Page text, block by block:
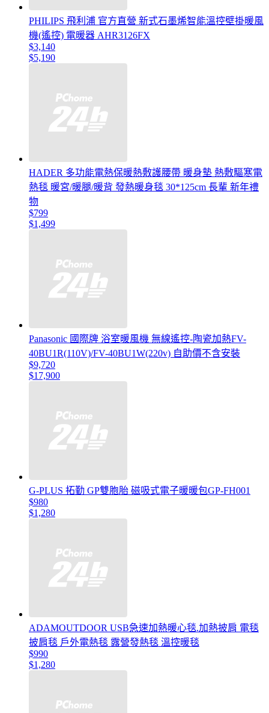
PHILIPS 飛利浦 官方直營 新式石墨烯智能溫控壁掛暖風
機(遙控) 電暖器 AHR3126FX
$3,140
$5,190
HADER 多功能電熱保暖熱敷護腰帶 暖身墊 熱敷驅寒電
熱毯 暖宮/暖腿/暖背 發熱暖身毯 30*125cm 長輩 新年禮
物
$799
$1,499
Panasonic 國際牌 浴室暖風機 無線遙控-陶瓷加熱FV-
40BU1R(110V)/FV-40BU1W(220v) 自助價不含安裝
$9,720
$17,900
G-PLUS 拓勤 GP雙胞胎 磁吸式電子暖暖包GP-FH001
$980
$1,280
ADAMOUTDOOR USB急速加熱暖心毯.加熱披肩 電毯
披肩毯 戶外電熱毯 露營發熱毯 溫控暖毯
$990
$1,280